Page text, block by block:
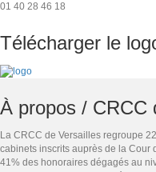
01 40 28 46 18
Télécharger le
À propos / CRCC
La CRCC de Versailles regroupe
cabinets inscrits auprès de la Cour
41% des honoraires dégagés au